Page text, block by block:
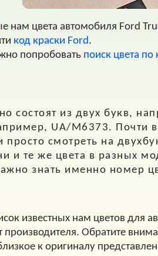
нам цвета автомобиля Ford
код краски Ford.
попробовать поиск цвета по
состоят из двух букв,
UA/M6373. Почти
смотреть на
и те же цвета в разных
знать именно номер
известных нам цветов для
производителя. Обратите
к оригиналу